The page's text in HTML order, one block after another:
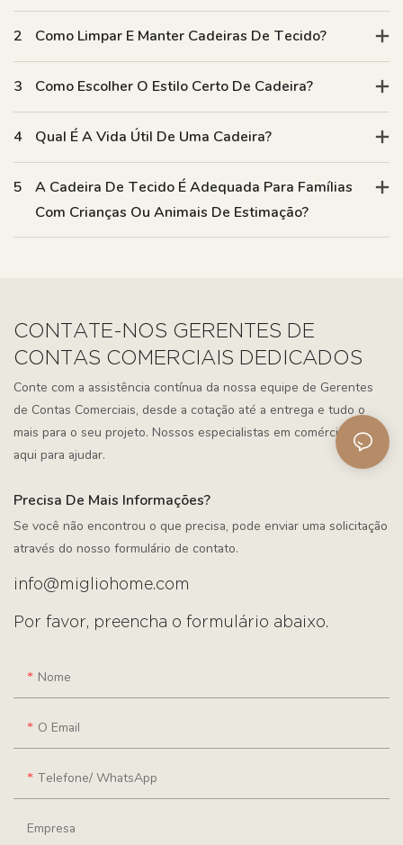
2 Como Limpar E Manter Cadeiras De Tecido?
3 Como Escolher O Estilo Certo De Cadeira?
4 Qual É A Vida Útil De Uma Cadeira?
5
A Cadeira De Tecido É Adequada Para Famílias
Com Crianças Ou Animais De Estimação?
CONTATE-NOS GERENTES DE
CONTAS COMERCIAIS DEDICADOS
Conte com a assistência contínua da nossa equipe de Gerentes
de Contas Comerciais, desde a cotação até a entrega e tudo o
mais para o seu projeto. Nossos especialistas em comércio estão
aqui para ajudar.
Precisa De Mais Informações?
Se você não encontrou o que precisa, pode enviar uma solicitação
através do nosso formulário de contato.
info@migliohome.com
Por favor, preencha o formulário abaixo.
Nome
O Email
Telefone/ WhatsApp
Empresa